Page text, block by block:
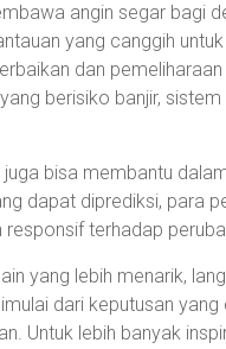
angin segar bagi
yang canggih
dan
berisiko banjir,
bisa membantu
dapat diprediksi, para
terhadap
yang lebih menarik,
dari keputusan
Untuk lebih banyak